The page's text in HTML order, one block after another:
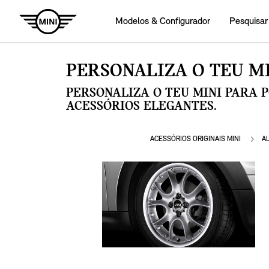
Modelos & Configurador
PERSONALIZA O TEU
PERSONALIZA O TEU MINI PARA
ACESSÓRIOS ELEGANTES.
ACESSÓRIOS ORIGINAIS MINI